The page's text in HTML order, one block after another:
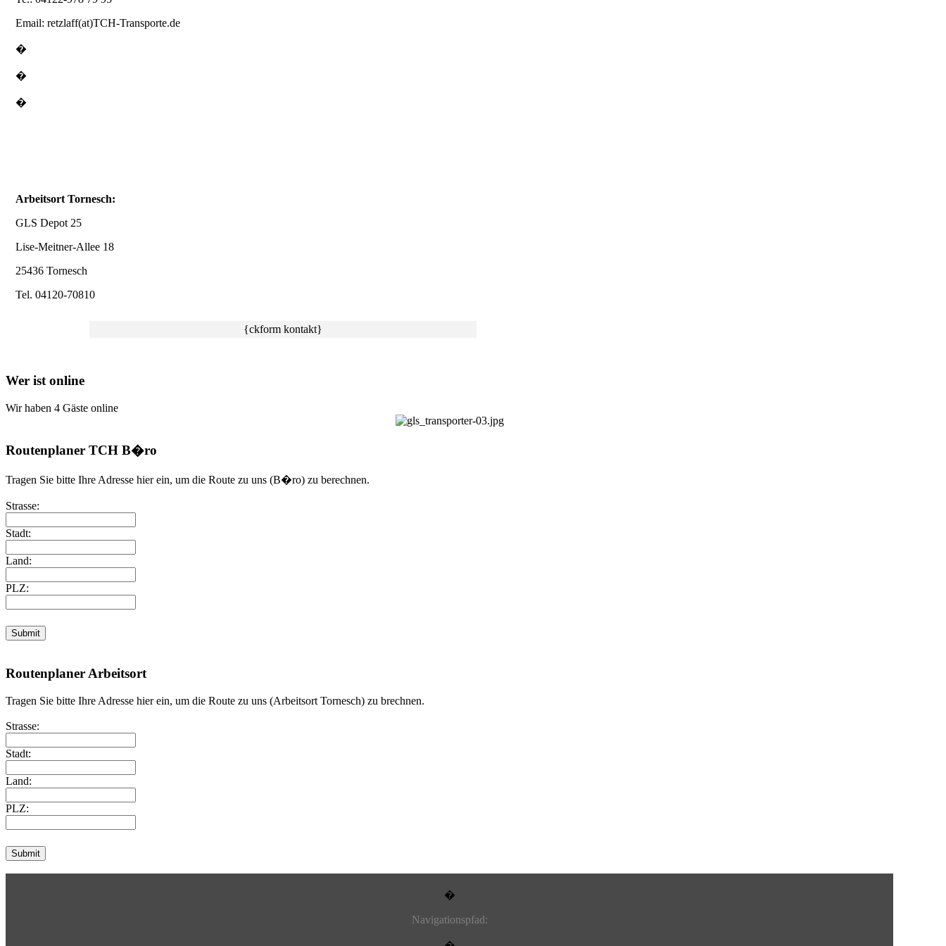
Email: retzlaff(at)TCH-Transporte.de
�
�
�
Arbeitsort Tornesch:
GLS Depot 25
Lise-Meitner-Allee 18
25436 Tornesch
Tel. 04120-70810
{ckform kontakt}
Wer ist online
Wir haben 4 Gäste online
Routenplaner TCH B�ro
Tragen Sie bitte Ihre Adresse hier ein, um die Route zu uns (B�ro) zu berechnen.
Strasse:
Stadt:
Land:
PLZ:
Routenplaner Arbeitsort
Tragen Sie bitte Ihre Adresse hier ein, um die Route zu uns (Arbeitsort Tornesch) zu brechnen.
Strasse:
Stadt:
Land:
PLZ:
�
Navigationspfad: